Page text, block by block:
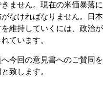
ません。現在の米価暴落
なければなりません。日
維持していくには、政治
ています。
今回の意見書へのご賛同
致します。